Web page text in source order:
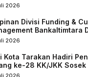
2026
Divisi Funding &
Bankaltimtara
Digitalisasi
2026
Kota Tarakan Hadiri
ke-28 KK/JKK Sosek
Kaltara–Sabah
2026